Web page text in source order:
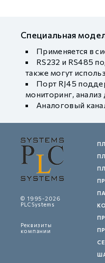
Специальная
Применяется в
RS232 и RS485
также могут
Порт RJ45
мониторинг,
Аналоговый
© 1995-2026
PLCSystems
Реквизиты
компании